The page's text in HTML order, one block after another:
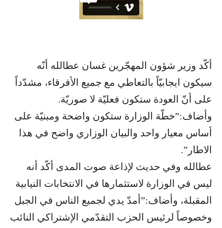
أكّد وزير شؤون المهجّرين غسان عطالله أنّه
سيكون ايجابيّاً بالتعاطي مع جميع الأفرقاء، مشدّداً
على أنّ العودة ستكون فعليّة لا صوريّة.
وأضاف:”خطّة الوزارة ستكون واضحة ومبنيّة على
أساس معيار واحد والبيان الوزاري واضح في هذا
الاطار”.
عطالله وفي حديث لإذاعة صوت المدى أكّد أنه
ليس في الوزارة لاستثمارها في الانتخابات النيابية
المقبلة، وأضاف:”أمدّ يدي لجميع الناس في الجبل
وخصوصاً لرئيس الحزب التقدّمي الإشتراكي النائب